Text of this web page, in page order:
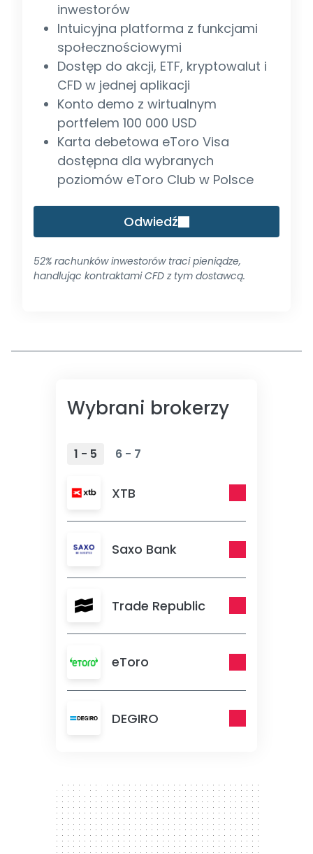
inwestorów
Intuicyjna platforma z funkcjami
społecznościowymi
Dostęp do akcji, ETF, kryptowalut i
CFD w jednej aplikacji
Konto demo z wirtualnym
portfelem 100 000 USD
Karta debetowa eToro Visa
dostępna dla wybranych
poziomów eToro Club w Polsce
Odwiedź
52% rachunków inwestorów traci pieniądze,
handlując kontraktami CFD z tym dostawcą.
Wybrani brokerzy
1 - 5 6 - 7
XTB
Saxo Bank
Trade Republic
eToro
DEGIRO
300 x 250